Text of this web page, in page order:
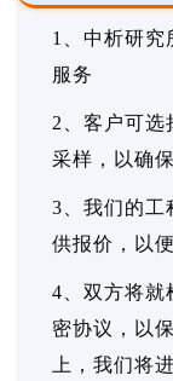
1、中析研究
服务
2、客户可选
采样，以确
3、我们的工
供报价，以
4、双方将就
密协议，以
上，我们将